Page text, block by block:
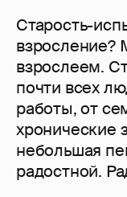
Старость-
взросление?
взрослеем.
почти всех
работы, от
хронические
небольшая
радостной.